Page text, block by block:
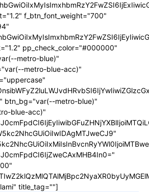
f_btn_font_weight="700"
pp_check_color="#000000"
metro-blue)"
metro-blue-acc)"
btn_bg="var(--metro-blue)"
blue-acc)"
title_tag=""]